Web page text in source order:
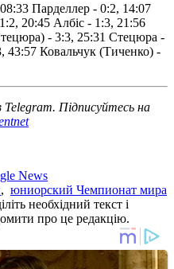
Парделлер - 0:2, 14:07
20:45 Албіс - 1:3, 21:56
- 3:3, 25:31 Стецюра -
43:57 Ковальчук (Тиченко) -
Telegram. Підписуйтесь на
News
, юниорский Чемпионат мира
необхідний текст і
про це редакцію.